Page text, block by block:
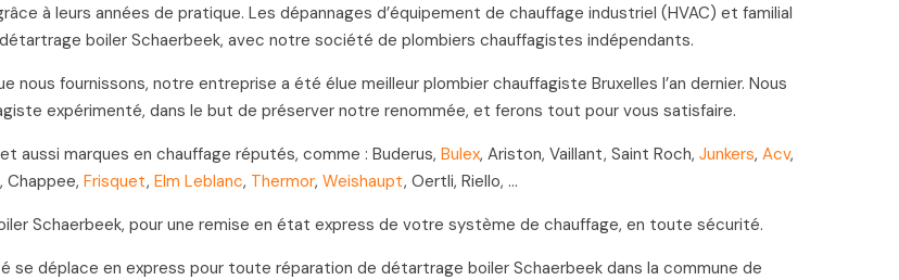
à leurs années de pratique. Les dépannages d’équipement de chauffage industriel (HVAC) et familial
boiler Schaerbeek, avec notre société de plombiers chauffagistes indépendants.
fournissons, notre entreprise a été élue meilleur plombier chauffagiste Bruxelles l’an dernier. Nous
expérimenté, dans le but de préserver notre renommée, et ferons tout pour vous satisfaire.
aussi marques en chauffage réputés, comme : Buderus,Bulex, Ariston, Vaillant, Saint Roch,Junkers,Acv,
Chappee,Frisquet,Elm Leblanc, Thermor,Weishaupt, Oertli, Riello, …
Schaerbeek, pour une remise en état express de votre système de chauffage, en toute sécurité.
se déplace en express pour toute réparation de détartrage boiler Schaerbeek dans la commune de